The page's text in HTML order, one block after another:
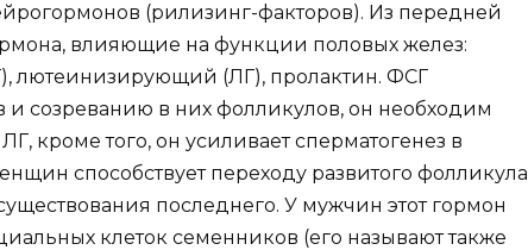
(рилизинг-факторов). Из передней
влияющие на функции половых желез:
лютеинизирующий (ЛГ), пролактин. ФСГ
и созреванию в них фолликулов, он необходим
кроме того, он усиливает сперматогенез в
способствует переходу развитого фолликула
последнего. У мужчин этот гормон
клеток семенников (его называют также